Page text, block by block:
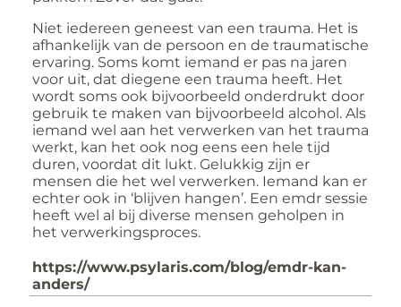
Niet iedereen geneest van een trauma. Het is
afhankelijk van de persoon en de traumatische
ervaring. Soms komt iemand er pas na jaren
voor uit, dat diegene een trauma heeft. Het
wordt soms ook bijvoorbeeld onderdrukt door
gebruik te maken van bijvoorbeeld alcohol. Als
iemand wel aan het verwerken van het trauma
werkt, kan het ook nog eens een hele tijd
duren, voordat dit lukt. Gelukkig zijn er
mensen die het wel verwerken. Iemand kan er
echter ook in ‘blijven hangen’. Een emdr sessie
heeft wel al bij diverse mensen geholpen in
het verwerkingsproces.
https://www.psylaris.com/blog/emdr-kan-
anders/